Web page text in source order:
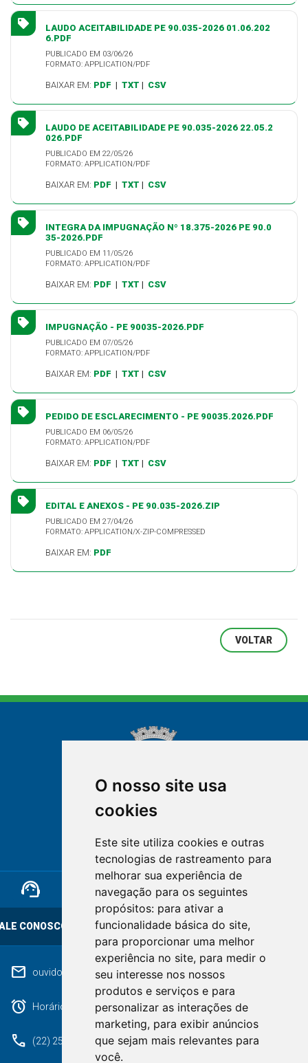
O nosso site usa
cookies
Este site utiliza cookies e outras
tecnologias de rastreamento para
melhorar sua experiência de
navegação para os seguintes
propósitos: para ativar a
funcionalidade básica do site,
para proporcionar uma melhor
experiência no site, para medir o
seu interesse nos nossos
produtos e serviços e para
personalizar as interações de
marketing, para exibir anúncios
que sejam mais relevantes para
você.
LAUDO ACEITABILIDADE PE 90.035-2026 01.06.202
6.PDF
PUBLICADO EM 03/06/26
FORMATO: APPLICATION/PDF
BAIXAR EM: PDF | TXT | CSV
LAUDO DE ACEITABILIDADE PE 90.035-2026 22.05.2
026.PDF
PUBLICADO EM 22/05/26
FORMATO: APPLICATION/PDF
BAIXAR EM: PDF | TXT | CSV
INTEGRA DA IMPUGNAÇÃO Nº 18.375-2026 PE 90.0
35-2026.PDF
PUBLICADO EM 11/05/26
FORMATO: APPLICATION/PDF
BAIXAR EM: PDF | TXT | CSV
IMPUGNAÇÃO - PE 90035-2026.PDF
PUBLICADO EM 07/05/26
FORMATO: APPLICATION/PDF
BAIXAR EM: PDF | TXT | CSV
PEDIDO DE ESCLARECIMENTO - PE 90035.2026.PDF
PUBLICADO EM 06/05/26
FORMATO: APPLICATION/PDF
BAIXAR EM: PDF | TXT | CSV
EDITAL E ANEXOS - PE 90.035-2026.ZIP
PUBLICADO EM 27/04/26
FORMATO: APPLICATION/X-ZIP-COMPRESSED
BAIXAR EM: PDF
VOLTAR
NOVA FRIBURGO
RIO DE JANEIRO
mail ouvidoriageral@pmnf.rj.gov.br
alarm Horário de atendimento: Segunda a Sexta das 09h às 17h.
phone (22) 2525-9100
support_agent
CONOSCO
mail
OUVIDORIA